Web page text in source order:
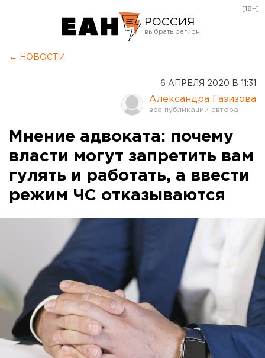
РОССИЯ
Оренбург
[18+]
← НОВОСТИ
6 АПРЕЛЯ 2020 В 11:31
Александра Газизова
Мнение адвоката: почему
власти могут запретить вам
гулять и работать, а ввести
режим ЧС отказываются